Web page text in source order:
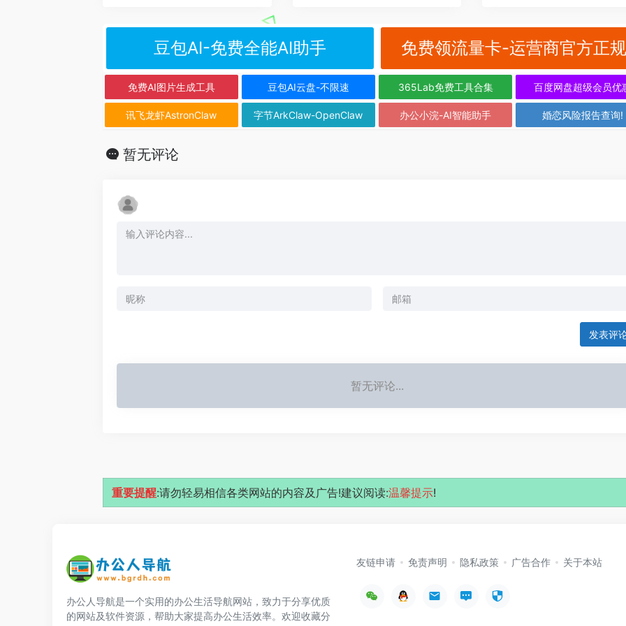
豆包AI-免费全能AI助手 免费领流量卡-运营商官方正
免费AI图片生成工具 豆包AI云盘-不限速 365Lab免费工具合集 百度网盘超级会员优
讯飞龙虾AstronClaw 字节ArkClaw-OpenClaw 办公小浣-AI智能助手 婚恋风险报告查询!
暂无评论
发表评
暂无评论...
重要提醒:请勿轻易相信各类网站的内容及广告!建议阅读:温馨提示!
办公人导航是一个实用的办公生活导航网站，致力于分享优质
的网站及软件资源，帮助大家提高办公生活效率。欢迎收藏分
友链申请 免责声明 隐私政策 广告合作 关于本站